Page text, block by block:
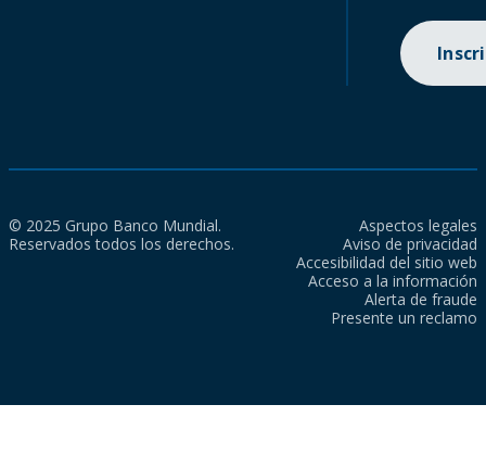
© 2025 Grupo Banco Mundial.
Reservados todos los derechos.
Aspectos legales
Aviso de privacidad
Accesibilidad del sitio web
Acceso a la información
Alerta de fraude
Presente un reclamo